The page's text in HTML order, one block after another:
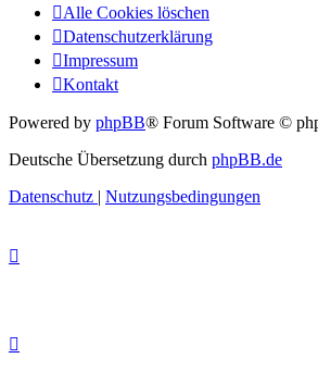
Alle Cookies löschen
Datenschutzerklärung
Impressum
Kontakt
Powered by phpBB® Forum Software ©
Deutsche Übersetzung durch phpBB.de
Datenschutz | Nutzungsbedingungen